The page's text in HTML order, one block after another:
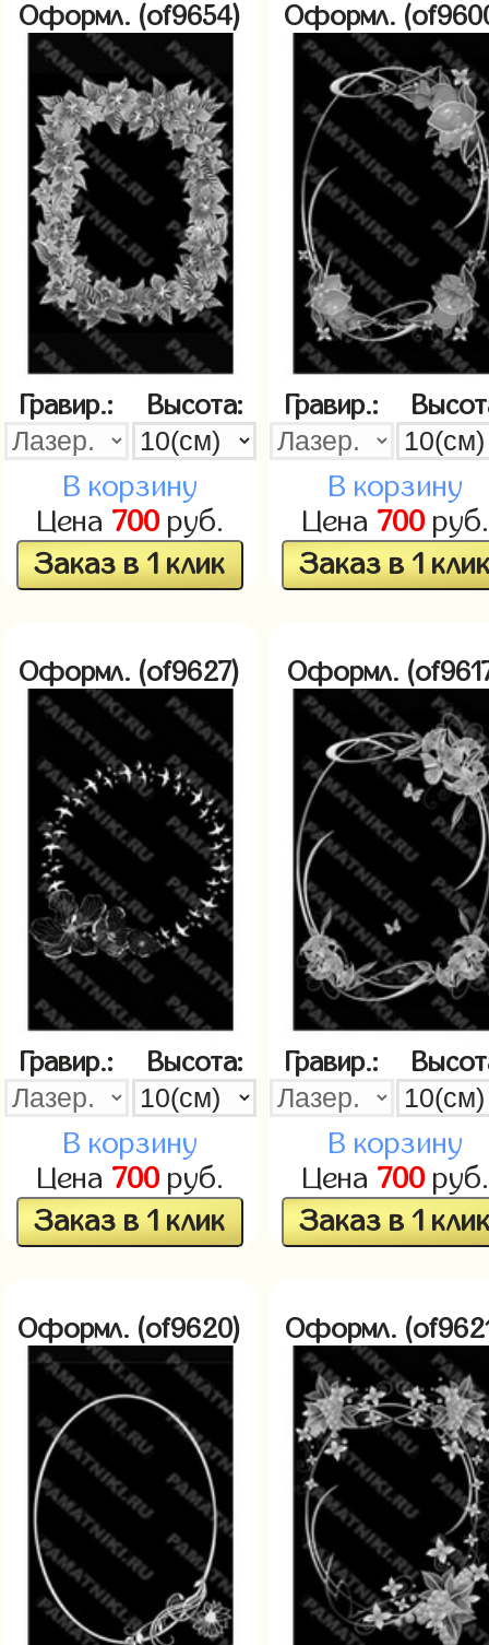
Оформл. (of9654)
Гравир.: Высота:
В корзину
Цена 700руб.
Заказ в 1 клик
Оформл.
Гравир.:
В корзину
Цена 700руб.
Заказ в 1
Оформл. (of9627)
Гравир.: Высота:
В корзину
Цена 700руб.
Заказ в 1 клик
Оформл.
Гравир.:
В корзину
Цена 700руб.
Заказ в 1
Оформл. (of9620) Оформл.